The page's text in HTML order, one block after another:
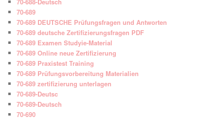
70-689
70-689 DEUTSCHE Prüfungsfragen und Antworten
70-689 deutsche Zertifizierungsfragen PDF
70-689 Examen Studyie-Material
70-689 Online neue Zertifizierung
70-689 Praxistest Training
70-689 Prüfungsvorbereitung Materialien
70-689 zertifizierung unterlagen
70-689-Deutsc
70-689-Deutsch
70-690